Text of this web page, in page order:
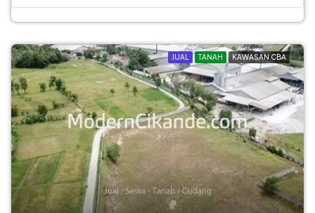
JUAL TANAH KAWASAN CBA